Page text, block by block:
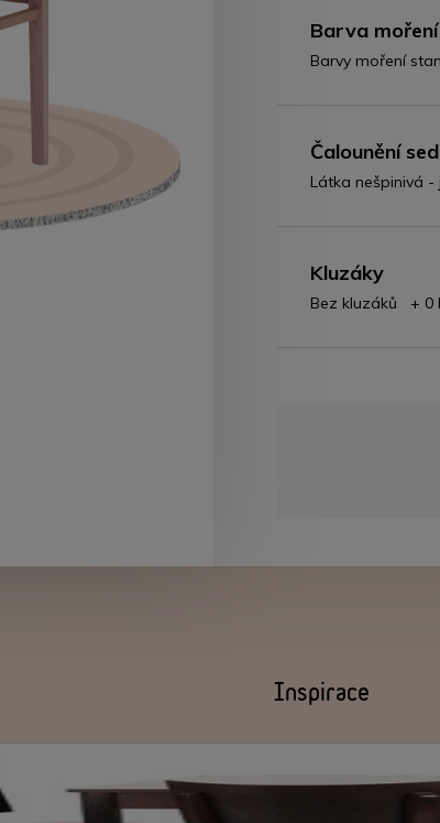
Barva
Barvy moření
Čalounění
Látka nešpinivá
Kluzáky
Bez kluzáků + 0
Inspirace